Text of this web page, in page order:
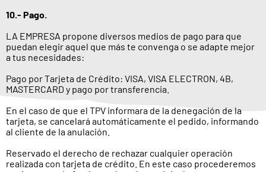
10.- Pago.
LA EMPRESA propone diversos medios de pago para que
puedan elegir aquel que más te convenga o se adapte mejor
a tus necesidades:
Pago por Tarjeta de Crédito: VISA, VISA ELECTRON, 4B,
MASTERCARD y pago por transferencia.
En el caso de que el TPV informara de la denegación de la
tarjeta, se cancelará automáticamente el pedido, informando
al cliente de la anulación.
Reservado el derecho de rechazar cualquier operación
realizada con tarjeta de crédito. En este caso procederemos